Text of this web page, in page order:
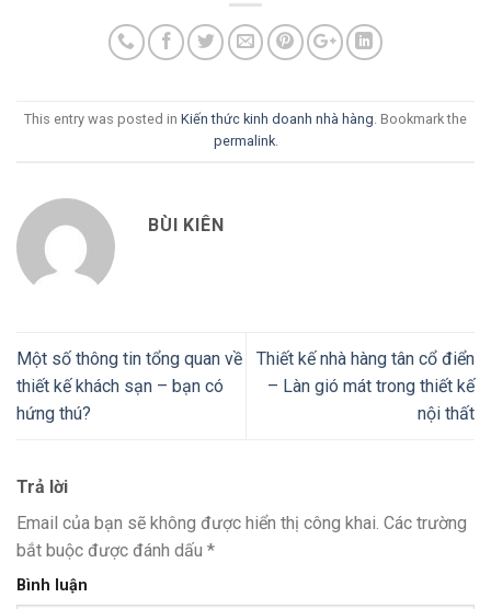
This entry was posted in Kiến thức kinh doanh nhà hàng. Bookmark the
permalink.
BÙI KIÊN
Một số thông tin tổng quan về
thiết kế khách sạn – bạn có
hứng thú?
Thiết kế nhà hàng tân cổ điển
– Làn gió mát trong thiết kế
nội thất
Trả lời
Email của bạn sẽ không được hiển thị công khai. Các trường
bắt buộc được đánh dấu *
Bình luận